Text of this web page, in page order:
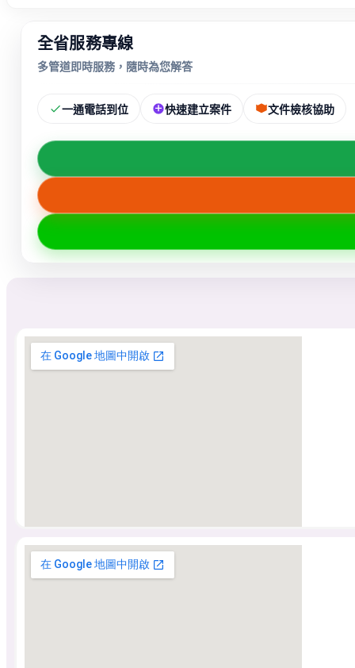
全省服務專線
多管道即時服務，隨時為您解答
一通電話到位 快速建立案件 文件檢核協助